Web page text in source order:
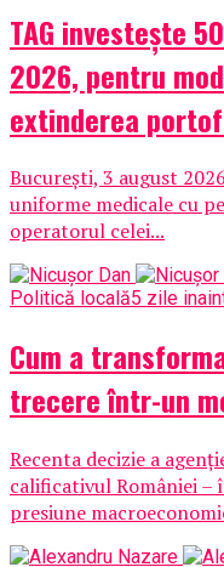
TAG investește
2026, pentru
extinderea
București, 3 august
uniforme medicale cu
operatorul celei...
Politică locală5 zile
Cum a
trecere într-un
Recenta decizie a
calificativul României
presiune